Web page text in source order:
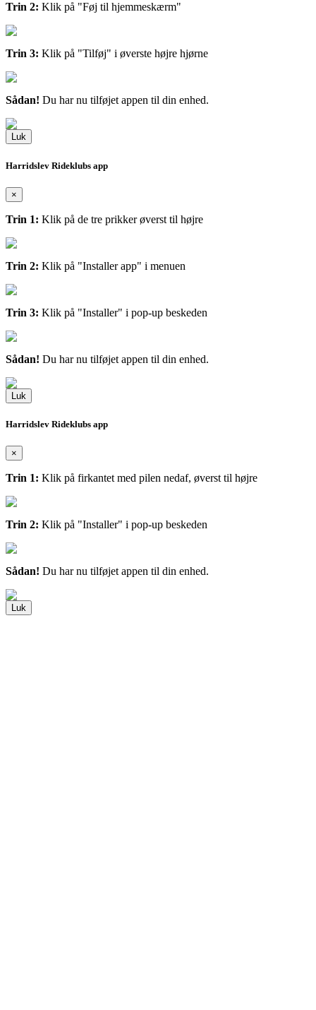
Trin 2: Klik på "Føj til hjemmeskærm"
Trin 3: Klik på "Tilføj" i øverste højre hjørne
Sådan! Du har nu tilføjet appen til din enhed.
Luk
Harridslev Rideklubs app
×
Trin 1: Klik på de tre prikker øverst til højre
Trin 2: Klik på "Installer app" i menuen
Trin 3: Klik på "Installer" i pop-up beskeden
Sådan! Du har nu tilføjet appen til din enhed.
Luk
Harridslev Rideklubs app
×
Trin 1: Klik på firkantet med pilen nedaf, øverst til højre
Trin 2: Klik på "Installer" i pop-up beskeden
Sådan! Du har nu tilføjet appen til din enhed.
Luk